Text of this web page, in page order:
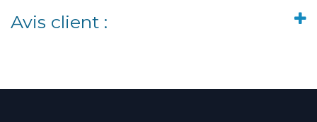
Avis client :